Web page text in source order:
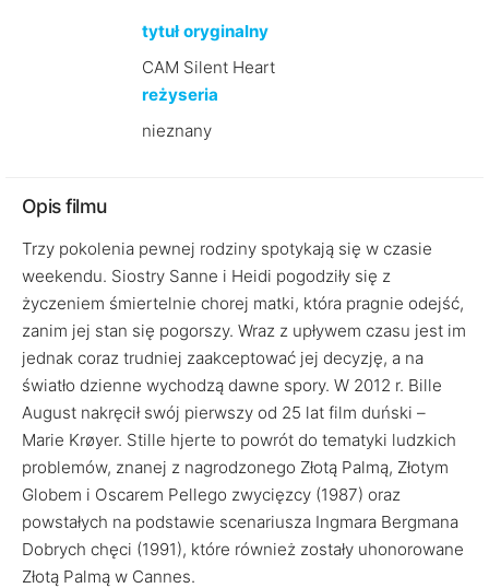
tytuł oryginalny
CAM Silent Heart
reżyseria
nieznany
Opis filmu
Trzy pokolenia pewnej rodziny spotykają się w czasie
weekendu. Siostry Sanne i Heidi pogodziły się z
życzeniem śmiertelnie chorej matki, która pragnie odejść,
zanim jej stan się pogorszy. Wraz z upływem czasu jest im
jednak coraz trudniej zaakceptować jej decyzję, a na
światło dzienne wychodzą dawne spory. W 2012 r. Bille
August nakręcił swój pierwszy od 25 lat film duński –
Marie Krøyer. Stille hjerte to powrót do tematyki ludzkich
problemów, znanej z nagrodzonego Złotą Palmą, Złotym
Globem i Oscarem Pellego zwycięzcy (1987) oraz
powstałych na podstawie scenariusza Ingmara Bergmana
Dobrych chęci (1991), które również zostały uhonorowane
Złotą Palmą w Cannes.